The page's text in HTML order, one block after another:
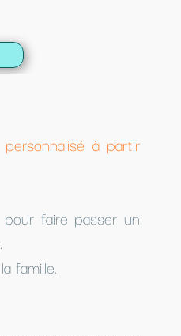
à partir
faire passer un
famille.